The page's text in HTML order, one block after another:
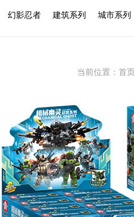
幻影忍者 建筑系列 城市系列
当前位置： 首页